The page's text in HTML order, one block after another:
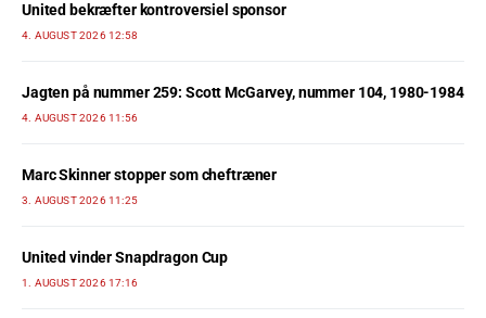
United bekræfter kontroversiel sponsor
4. AUGUST 2026 12:58
Jagten på nummer 259: Scott McGarvey, nummer 104, 1980-1984
4. AUGUST 2026 11:56
Marc Skinner stopper som cheftræner
3. AUGUST 2026 11:25
United vinder Snapdragon Cup
1. AUGUST 2026 17:16